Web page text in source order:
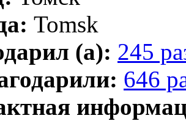
Tomsk
(а): 245
646